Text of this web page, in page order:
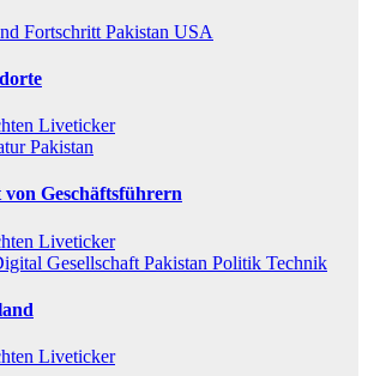
Fortschritt Pakistan USA
Liveticker
Pakistan
Geschäftsführern
Liveticker
Gesellschaft Pakistan Politik Technik
Liveticker